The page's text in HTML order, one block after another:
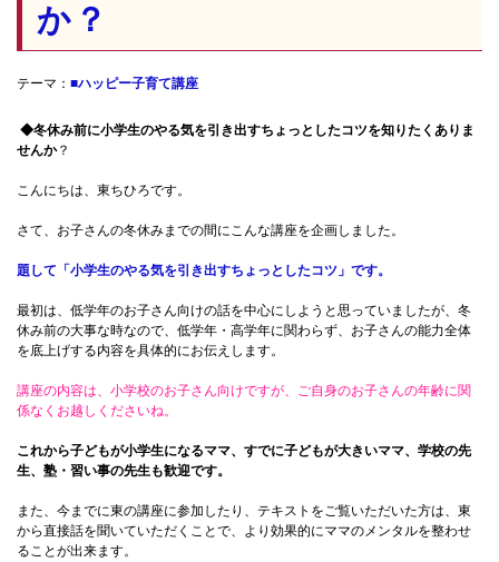
か？
テーマ： ■ハッピー子育て講座
◆冬休み前に小学生のやる気を引き出すちょっとしたコツを知りたくありま
せんか？
こんにちは、東ちひろです。
さて、お子さんの冬休みまでの間にこんな講座を企画しました。
題して「小学生のやる気を引き出すちょっとしたコツ」です。
最初は、低学年のお子さん向けの話を中心にしようと思っていましたが、冬
休み前の大事な時なので、低学年・高学年に関わらず、お子さんの能力全体
を底上げする内容を具体的にお伝えします。
講座の内容は、小学校のお子さん向けですが、ご自身のお子さんの年齢に関
係なくお越しくださいね。
これから子どもが小学生になるママ、すでに子どもが大きいママ、学校の先
生、塾・習い事の先生も歓迎です。
また、今までに東の講座に参加したり、テキストをご覧いただいた方は、東
から直接話を聞いていただくことで、より効果的にママのメンタルを整わせ
ることが出来ます。